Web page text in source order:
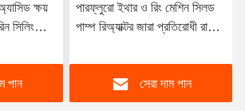
ক্ষয়
সিলিং
পান
পারফ্লুরো ইথার ও রিং মেশিন সিলড
পাম্প রিঅ্যাক্টর জারা প্রতিরোধী রাবার
সেরা দাম পান